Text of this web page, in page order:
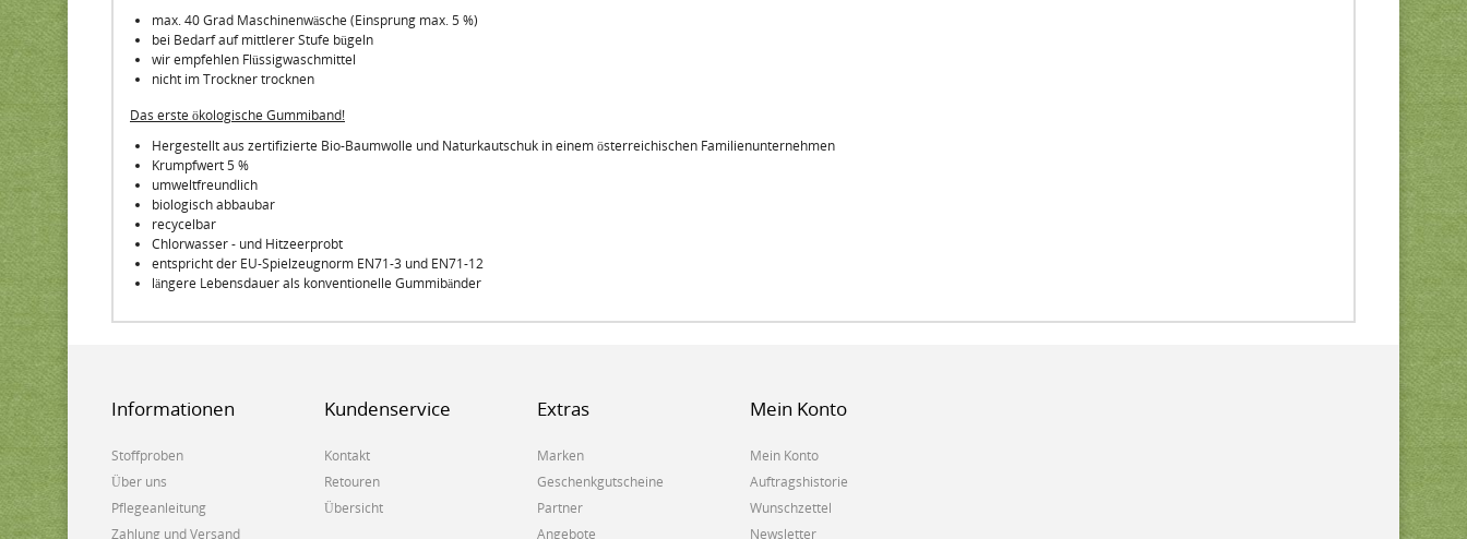
max. 40 Grad Maschinenwäsche (Einsprung max. 5 %)
bei Bedarf auf mittlerer Stufe bügeln
wir empfehlen Flüssigwaschmittel
nicht im Trockner trocknen
Das erste ökologische Gummiband!
Hergestellt aus zertifizierte Bio-Baumwolle und Naturkautschuk in einem österreichischen Familienunternehmen
Krumpfwert 5 %
umweltfreundlich
biologisch abbaubar
recycelbar
Chlorwasser - und Hitzeerprobt
entspricht der EU-Spielzeugnorm EN71-3 und EN71-12
längere Lebensdauer als konventionelle Gummibänder
Informationen
Stoffproben
Über uns
Pflegeanleitung
Zahlung und Versand
Kundenservice
Kontakt
Retouren
Übersicht
Extras
Marken
Geschenkgutscheine
Partner
Angebote
Mein Konto
Mein Konto
Auftragshistorie
Wunschzettel
Newsletter